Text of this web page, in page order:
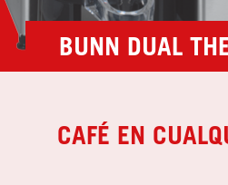
BUNN DUAL
CAFÉ EN